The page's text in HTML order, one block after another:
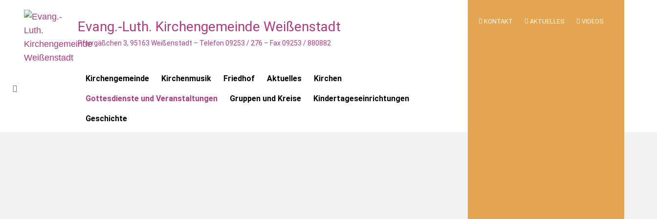
Evang.-Luth. Kirchengemeinde Weißenstadt
Pfarrgäßchen 3, 95163 Weißenstadt – Telefon 09253 / 276 – Fax 09253 / 880882
KONTAKT AKTUELLES VIDEOS
Kirchengemeinde Kirchenmusik Friedhof Aktuelles Kirchen
Gottesdienste und Veranstaltungen Gruppen und Kreise Kindertageseinrichtungen
Geschichte